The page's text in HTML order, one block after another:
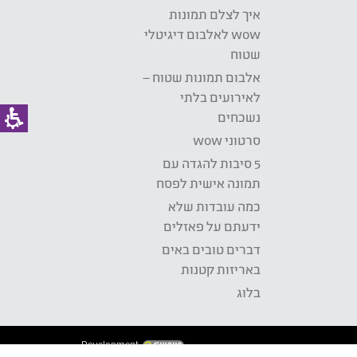
איך לצלם תמונות
wow לאלבום דיגיטלי
שטוח
אלבום תמונות שטוח –
לאירועים בלתי
נשכחים
סרטוני wow
5 סיבות להגדה עם
תמונה אישית לפסח
כמה עובדות שלא
ידעתם על פאזלים
דברים טובים באים
באריזות קטנות
בלוג
Development: